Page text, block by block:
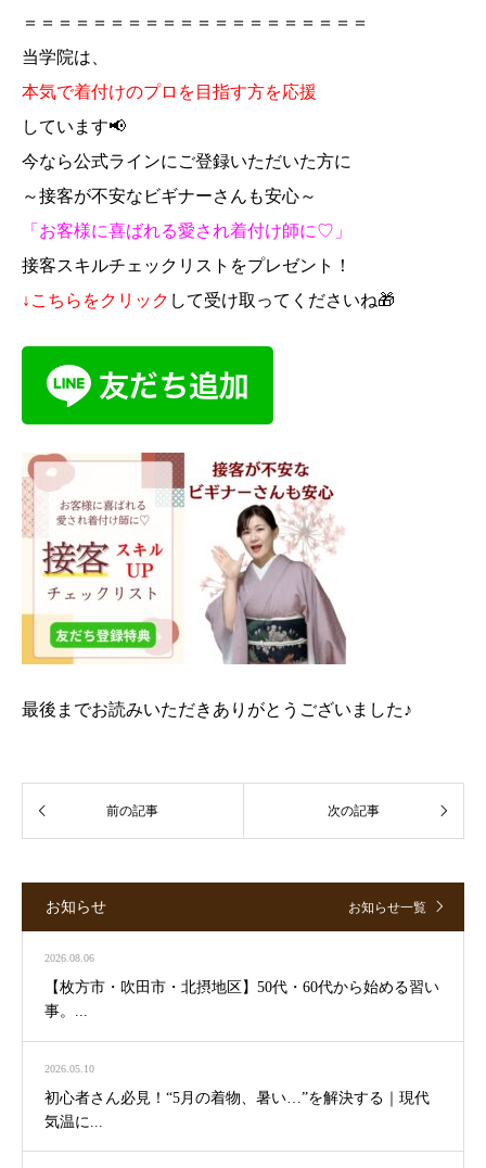
＝＝＝＝＝＝＝＝＝＝＝＝＝＝＝＝＝＝＝＝
当学院は、
本気で着付けのプロを目指す方を応援
しています📢
今なら公式ラインにご登録いただいた方に
～接客が不安なビギナーさんも安心～
「お客様に喜ばれる愛され着付け師に♡」
接客スキルチェックリストをプレゼント！
↓こちらをクリック して受け取ってくださいね🎁
最後までお読みいただきありがとうございました♪
お知らせ お知らせ一覧
2026.08.06
【枚方市・吹田市・北摂地区】50代・60代から始める習い
事。...
2026.05.10
初心者さん必見！“5月の着物、暑い…”を解決する｜現代
気温に...